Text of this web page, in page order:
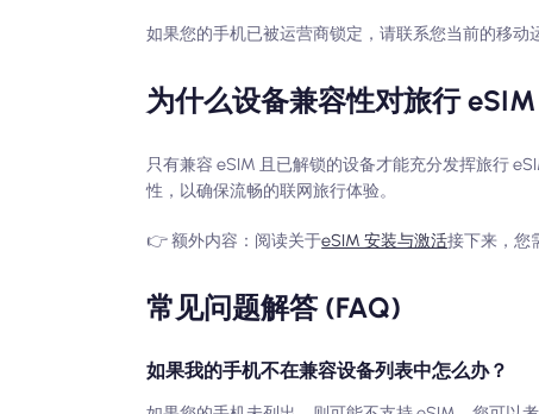
如果您的手机已被运营商锁定，请联系您当前的移动
为什么设备兼容性对旅行
只有兼容 eSIM 且已解锁的设备才能充分发挥旅行
性，以确保流畅的联网旅行体验。
👉 额外内容：阅读关于eSIM 安装与激活接下来，您
常见问题解答 (FAQ)
如果我的手机不在兼容设备列表中怎么办？